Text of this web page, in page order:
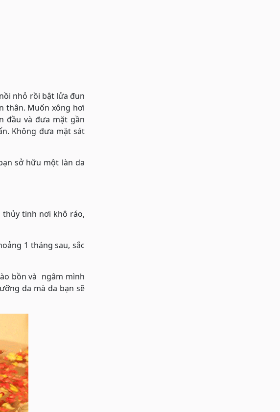
nhỏ rồi bật lửa đun
thân. Muốn xông hơi
đầu và đưa mặt gần
Không đưa mặt sát
sở hữu một làn da
thủy tinh nơi khô ráo,
1 tháng sau, sắc
bồn và ngâm mình
da mà da bạn sẽ